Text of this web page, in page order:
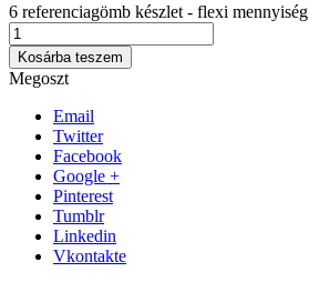
6 referenciagömb készlet - flexi mennyiség
Kosárba teszem
Megoszt
Email
Twitter
Facebook
Google +
Pinterest
Tumblr
Linkedin
Vkontakte